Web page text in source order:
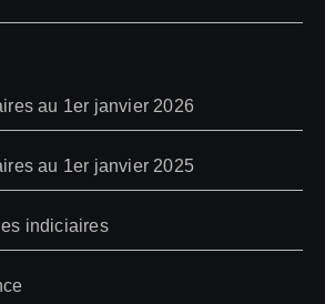
au 1er janvier 2026
au 1er janvier 2025
indiciaires